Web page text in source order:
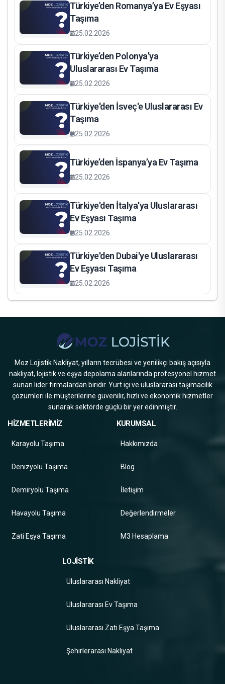
Türkiye’den Romanya’ya Ev Eşyası
Taşıma
25.02.2026
Türkiye’den Polonya’ya
Uluslararası Ev Taşıma
25.02.2026
Türkiye'den İsveç'e Uluslararası Ev
Taşıma
25.02.2026
Türkiye’den İspanya’ya Ev Taşıma
25.02.2026
Türkiye'den İtalya'ya Uluslararası
Ev Eşyası Taşıma
25.02.2026
Türkiye'den Dubai'ye Uluslararası
Ev Eşyası Taşıma
25.02.2026
Moz Lojistik Nakliyat, yılların tecrübesi ve yenilikçi bakış açısıyla
nakliyat, lojistik ve eşya depolama alanlarında profesyonel hizmet
sunan lider firmalardan biridir. Yurt içi ve uluslararası taşımacılık
çözümleri ile müşterilerine güvenilir, hızlı ve ekonomik hizmetler
sunarak sektörde güçlü bir yer edinmiştir.
HİZMETLERİMİZ
Karayolu Taşıma
Denizyolu Taşıma
Demiryolu Taşıma
Havayolu Taşıma
Zati Eşya Taşıma
KURUMSAL
Hakkımızda
Blog
İletişim
Değerlendirmeler
M3 Hesaplama
LOJİSTİK
Uluslararası Nakliyat
Uluslararası Ev Taşıma
Uluslararası Zati Eşya Taşıma
Şehirlerarası Nakliyat